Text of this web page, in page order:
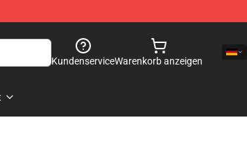
KundenserviceWarenkorb anzeigen